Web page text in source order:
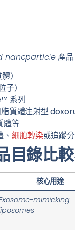
nanoparticle產品
）
）
系列
質體注射型
體等
細胞轉染或追蹤
錄比較
核心用途
mimicking